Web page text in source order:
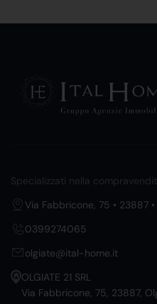
Specializzati nella
Via Fabbricone, 75 • 23887
0399274065
olgiate@ital-home.it
OLGIATE 21 SRL
Via Fabbricone, 75, 23887,